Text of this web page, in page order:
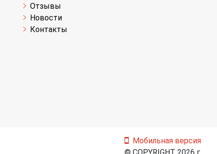
Отзывы
Новости
Контакты
Мобильная версия